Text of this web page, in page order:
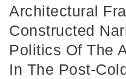
Architectural
Constructed
Politics Of The
In The Post-